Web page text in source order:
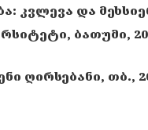
კვლევა და
ბათუმი,
ღირსებანი, თბ.,